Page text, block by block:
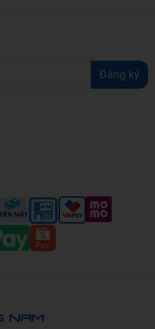
Đăng ký